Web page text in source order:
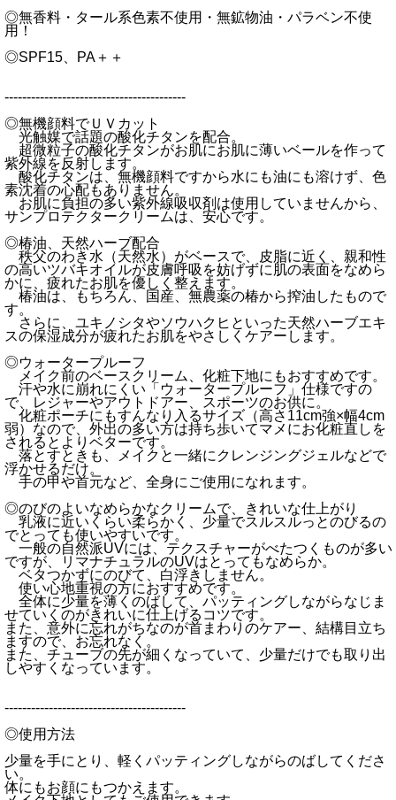
◎無香料・タール系色素不使用・無鉱物油・パラベン不使
用！
◎SPF15、PA＋＋
-----------------------------------------
◎無機顔料でＵＶカット
光触媒で話題の酸化チタンを配合。
超微粒子の酸化チタンがお肌にお肌に薄いベールを作って
紫外線を反射します。
酸化チタンは、無機顔料ですから水にも油にも溶けず、色
素沈着の心配もありません。
お肌に負担の多い紫外線吸収剤は使用していませんから、
サンプロテクタークリームは、安心です。
◎椿油、天然ハーブ配合
秩父のわき水（天然水）がベースで、皮脂に近く、親和性
の高いツバキオイルが皮膚呼吸を妨げずに肌の表面をなめら
かに、疲れたお肌を優しく整えます。
椿油は、もちろん、国産、無農薬の椿から搾油したもので
す。
さらに、ユキノシタやソウハクヒといった天然ハーブエキ
スの保湿成分が疲れたお肌をやさしくケアーします。
◎ウォータープルーフ
メイク前のベースクリーム、化粧下地にもおすすめです。
汗や水に崩れにくい「ウォータープルーフ」仕様ですの
で、レジャーやアウトドアー、スポーツのお供に。
化粧ポーチにもすんなり入るサイズ（高さ11cm強×幅4cm
弱）なので、外出の多い方は持ち歩いてマメにお化粧直しを
されるとよりベターです。
落とすときも、メイクと一緒にクレンジングジェルなどで
浮かせるだけ。
手の甲や首元など、全身にご使用になれます。
◎のびのよいなめらかなクリームで、きれいな仕上がり
乳液に近いくらい柔らかく、少量でスルスルっとのびるの
でとっても使いやすいです。
一般の自然派UVには、テクスチャーがべたつくものが多い
ですが、リマナチュラルのUVはとってもなめらか。
ベタつかずにのびて、白浮きしません。
使い心地重視の方におすすめです。
全体に少量を薄くのばして、パッティングしながらなじま
せていくのがきれいに仕上げるコツです。
また、意外に忘れがちなのが首まわりのケアー、結構目立ち
ますので、お忘れなく。
また、チューブの先が細くなっていて、少量だけでも取り出
しやすくなっています。
-----------------------------------------
◎使用方法
少量を手にとり、軽くパッティングしながらのばしてくださ
い。
体にもお顔にもつかえます。